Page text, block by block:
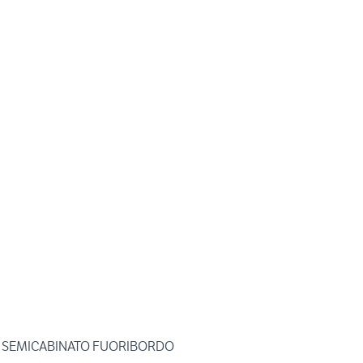
FUORIBORDO